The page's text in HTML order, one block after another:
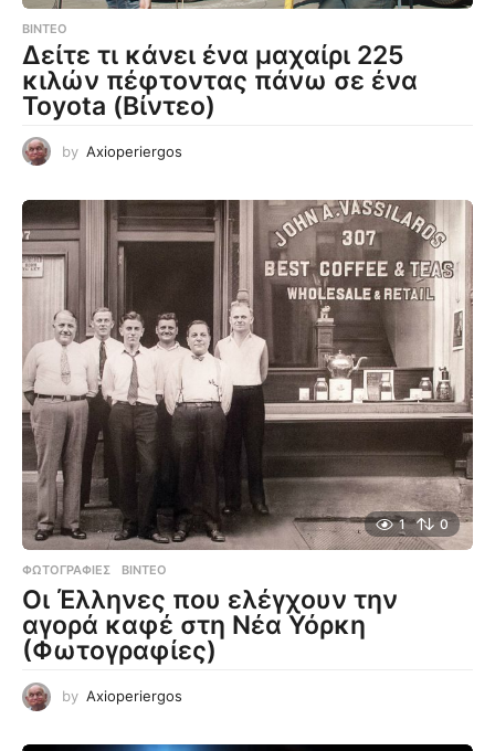
ΒΊΝΤΕΟ
Δείτε τι κάνει ένα μαχαίρι 225
κιλών πέφτοντας πάνω σε ένα
Toyota (Βίντεο)
by Axioperiergos
1 0
ΦΩΤΟΓΡΑΦΊΕΣ ,ΒΊΝΤΕΟ
Οι Έλληνες που ελέγχουν την
αγορά καφέ στη Νέα Υόρκη
(Φωτογραφίες)
by Axioperiergos